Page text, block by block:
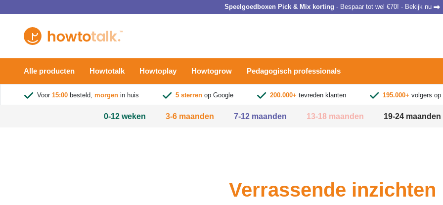
Speelgoedboxen Pick & Mix korting - Bespaar tot wel €70! - Bekijk nu
Alle producten Howtotalk Howtoplay Howtogrow Pedagogisch professionals
Voor 15:00 besteld, morgen in huis 5 sterren op Google 200.000+ tevreden klanten 195.000+ volgers op
0-12 weken 3-6 maanden 7-12 maanden 13-18 maanden 19-24 maanden
Verrassende inzichten